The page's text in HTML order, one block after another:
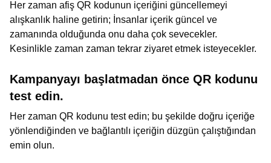
Her zaman afiş QR kodunun içeriğini güncellemeyi
alışkanlık haline getirin; İnsanlar içerik güncel ve
zamanında olduğunda onu daha çok sevecekler.
Kesinlikle zaman zaman tekrar ziyaret etmek isteyecekler.
Kampanyayı başlatmadan önce QR kodunu
test edin.
Her zaman QR kodunu test edin; bu şekilde doğru içeriğe
yönlendiğinden ve bağlantılı içeriğin düzgün çalıştığından
emin olun.